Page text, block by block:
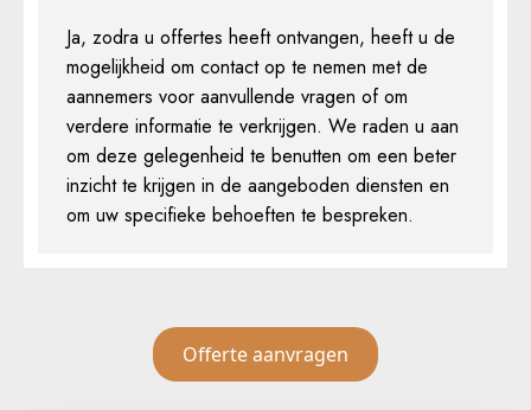
Ja, zodra u offertes heeft ontvangen, heeft u de
mogelijkheid om contact op te nemen met de
aannemers voor aanvullende vragen of om
verdere informatie te verkrijgen. We raden u aan
om deze gelegenheid te benutten om een beter
inzicht te krijgen in de aangeboden diensten en
om uw specifieke behoeften te bespreken.
Offerte aanvragen